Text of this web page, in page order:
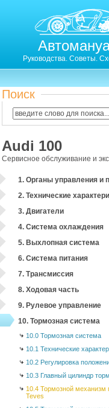
Руководства. Советы.
Поиск
Audi 100
Сервисное обслуживание и
1. Органы управления и
2. Технические
3. Двигатели
4. Система охлаждения
5. Выхлопная система
6. Система питания
7. Трансмиссия
8. Ходовая часть
9. Рулевое управление
10. Тормозная система
10.0 Тормозная система
10.1 Технические
10.2 Регулировка
10.3 Главный цилиндр
10.4 Тормозной механизм
Teves